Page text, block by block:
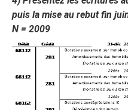
puis la mise au rebut fin
N = 2009